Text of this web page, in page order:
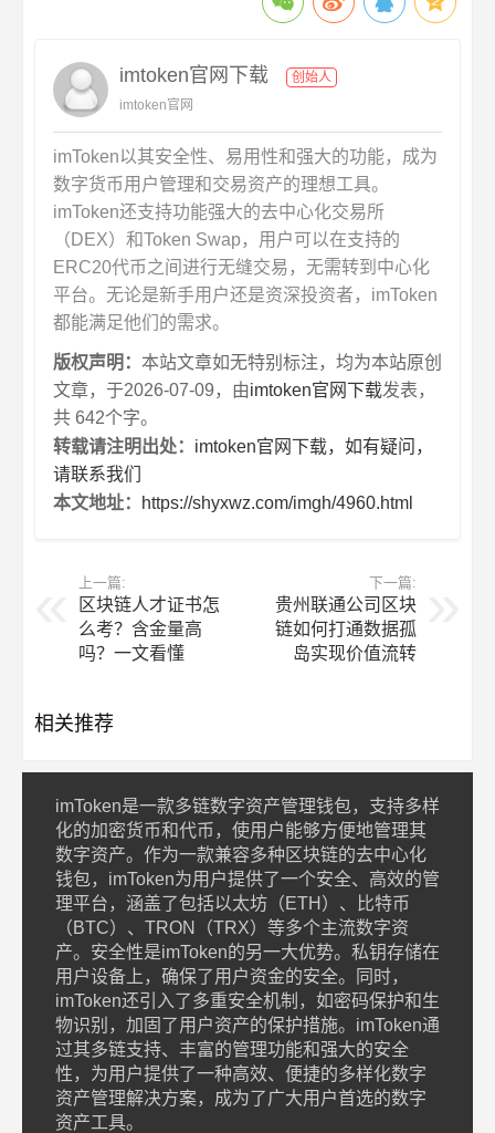
imtoken官网下载
创始人
imtoken官网
imToken以其安全性、易用性和强大的功能，成为
数字货币用户管理和交易资产的理想工具。
imToken还支持功能强大的去中心化交易所
（DEX）和Token Swap，用户可以在支持的
ERC20代币之间进行无缝交易，无需转到中心化
平台。无论是新手用户还是资深投资者，imToken
都能满足他们的需求。
版权声明： 本站文章如无特别标注，均为本站原创
文章，于2026-07-09，由imtoken官网下载发表，
共 642个字。
转载请注明出处： imtoken官网下载，如有疑问，
请联系我们
本文地址：
https://shyxwz.com/imgh/4960.html
上一篇:
区块链人才证书怎
么考？含金量高
吗？一文看懂
下一篇:
贵州联通公司区块
链如何打通数据孤
岛实现价值流转
相关推荐
imToken是一款多链数字资产管理钱包，支持多样
化的加密货币和代币，使用户能够方便地管理其
数字资产。作为一款兼容多种区块链的去中心化
钱包，imToken为用户提供了一个安全、高效的管
理平台，涵盖了包括以太坊（ETH）、比特币
（BTC）、TRON（TRX）等多个主流数字资
产。安全性是imToken的另一大优势。私钥存储在
用户设备上，确保了用户资金的安全。同时，
imToken还引入了多重安全机制，如密码保护和生
物识别，加固了用户资产的保护措施。imToken通
过其多链支持、丰富的管理功能和强大的安全
性，为用户提供了一种高效、便捷的多样化数字
资产管理解决方案，成为了广大用户首选的数字
资产工具。